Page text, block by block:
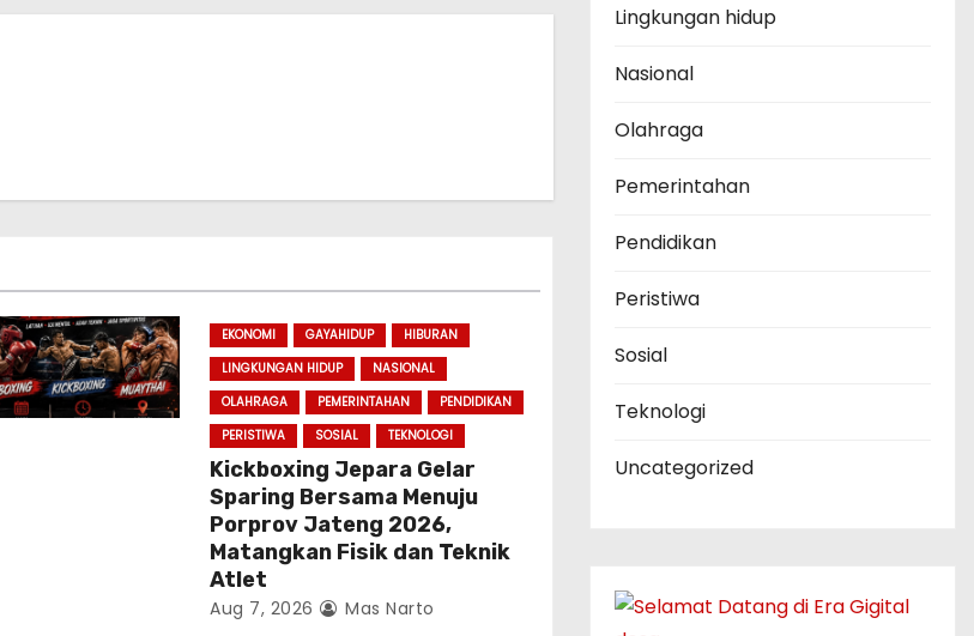
EKONOMI GAYAHIDUP
HIBURAN
LINGKUNGAN HIDUP
NASIONAL
OLAHRAGA
PEMERINTAHAN
PENDIDIKAN
PERISTIWA
SOSIAL TEKNOLOGI
Kickboxing Jepara Gelar
Sparing Bersama Menuju
Porprov Jateng 2026,
Matangkan Fisik dan Teknik
Atlet
Aug 7, 2026 Mas Narto
Lingkungan hidup
Nasional
Olahraga
Pemerintahan
Pendidikan
Peristiwa
Sosial
Teknologi
Uncategorized